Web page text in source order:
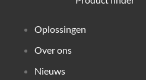
Oplossingen
Over ons
Nieuws